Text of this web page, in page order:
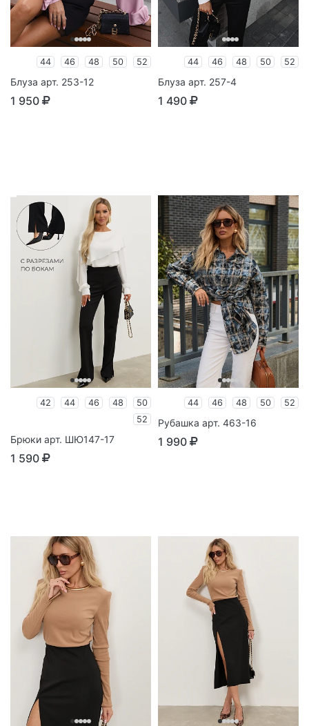
44 46 48 50 52
Блуза арт. 253-12
1 950
44 46 48 50 52
Блуза арт. 257-4
1 490
42 44 46 48
50
52
Брюки арт. ШЮ147-17
1 590
44 46 48 50 52
Рубашка арт. 463-16
1 990